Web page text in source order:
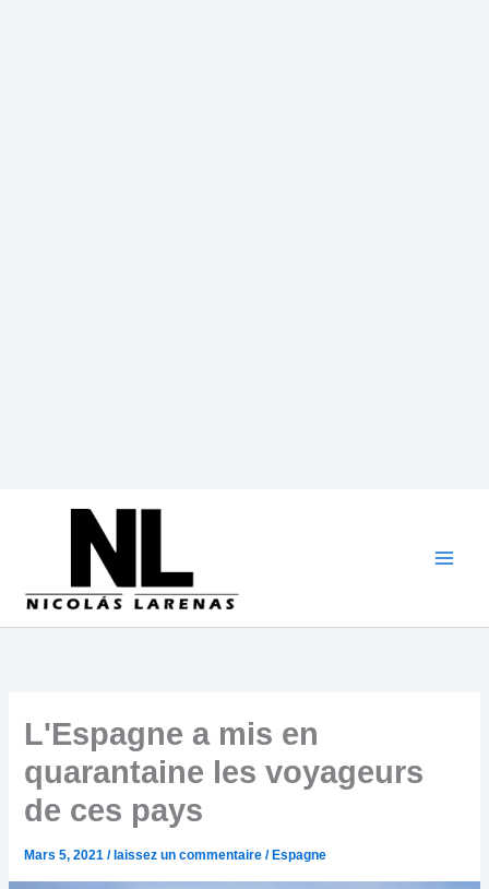
L'Espagne a mis en
quarantaine les voyageurs
de ces pays
Mars 5, 2021/ laissez un commentaire / Espagne